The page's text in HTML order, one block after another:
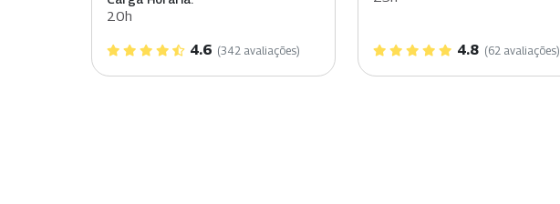
20h
4.6 (342 avaliações) 4.8 (62 avaliações)